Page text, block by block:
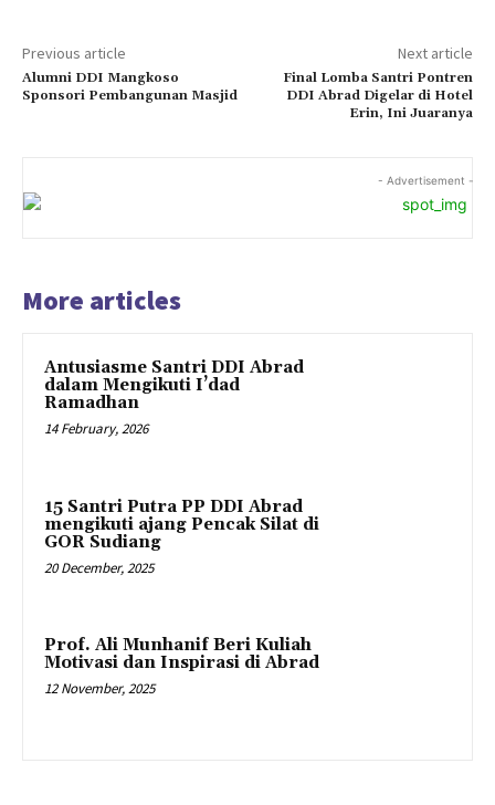
Previous article
Alumni DDI Mangkoso
Sponsori Pembangunan Masjid
Next article
Final Lomba Santri Pontren
DDI Abrad Digelar di Hotel
Erin, Ini Juaranya
- Advertisement -
More articles
Antusiasme Santri DDI Abrad
dalam Mengikuti I’dad
Ramadhan
14 February, 2026
15 Santri Putra PP DDI Abrad
mengikuti ajang Pencak Silat di
GOR Sudiang
20 December, 2025
Prof. Ali Munhanif Beri Kuliah
Motivasi dan Inspirasi di Abrad
12 November, 2025